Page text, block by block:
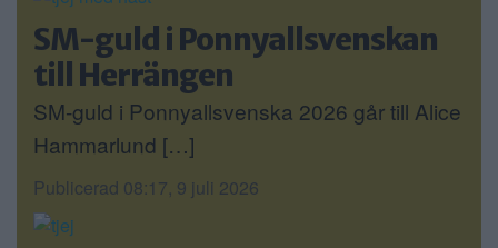
SM-guld i Ponnyallsvenskan
till Herrängen
SM-guld i Ponnyallsvenska 2026 går till Alice
Hammarlund […]
Publicerad 08:17, 9 juli 2026